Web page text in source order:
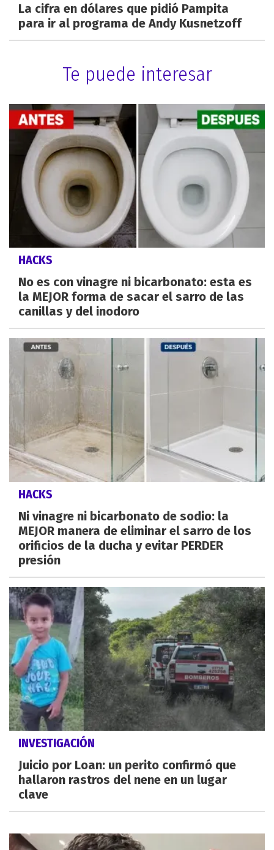
La cifra en dólares que pidió Pampita
para ir al programa de Andy Kusnetzoff
Te puede interesar
HACKS
No es con vinagre ni bicarbonato: esta es
la MEJOR forma de sacar el sarro de las
canillas y del inodoro
HACKS
Ni vinagre ni bicarbonato de sodio: la
MEJOR manera de eliminar el sarro de los
orificios de la ducha y evitar PERDER
presión
INVESTIGACIÓN
Juicio por Loan: un perito confirmó que
hallaron rastros del nene en un lugar
clave